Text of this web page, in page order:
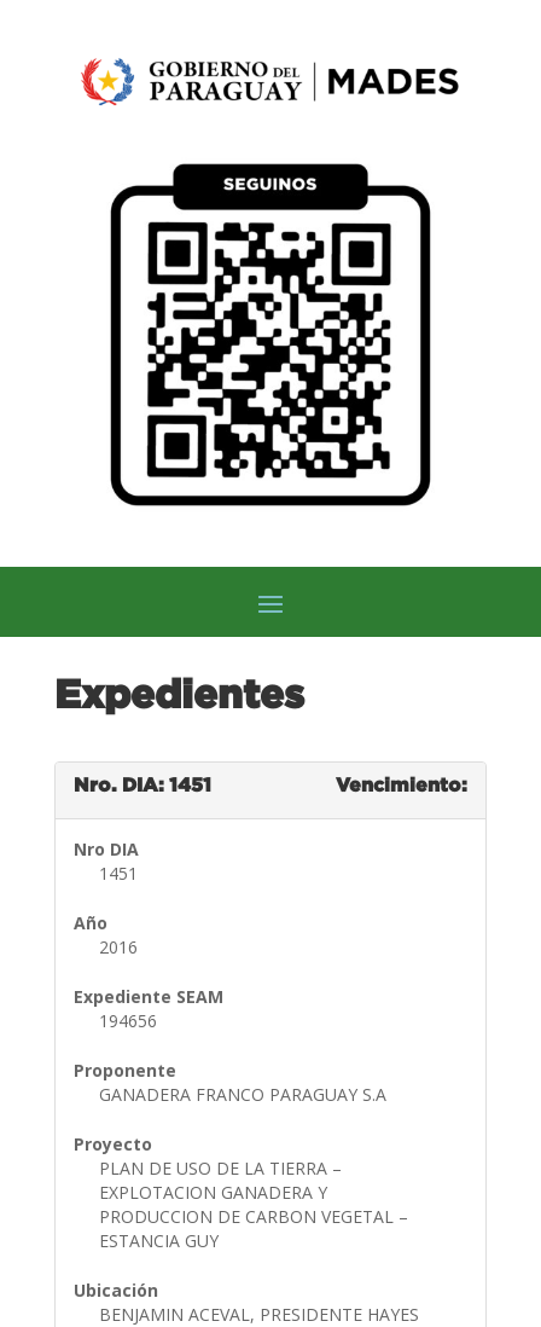
Expedientes
Nro. DIA: 1451 Vencimiento:
Nro DIA
1451
Año
2016
Expediente SEAM
194656
Proponente
GANADERA FRANCO PARAGUAY S.A
Proyecto
PLAN DE USO DE LA TIERRA –
EXPLOTACION GANADERA Y
PRODUCCION DE CARBON VEGETAL –
ESTANCIA GUY
Ubicación
BENJAMIN ACEVAL, PRESIDENTE HAYES